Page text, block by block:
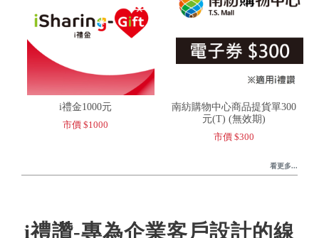
i禮金1000元
市價 $1000
南紡購物中心商品提貨單300
元(T) (無效期)
市價 $300
看更多...
i禮讚-專為企業客戶設計的線